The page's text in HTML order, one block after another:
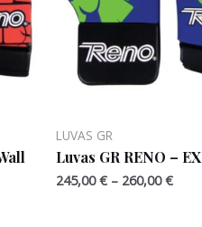
LUVAS GR
Luvas GR RENO –
245,00€ – 260,00€Price